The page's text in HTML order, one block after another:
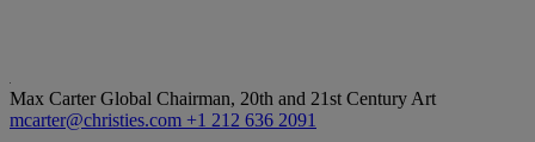
Max CarterGlobal Chairman, 20th and 21st Century Art
mcarter@christies.com +1 212 636 2091